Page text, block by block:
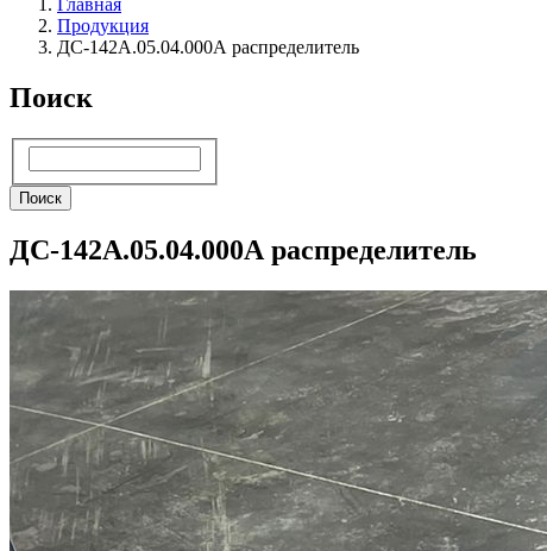
Главная
Продукция
ДС-142А.05.04.000А распределитель
Поиск
Поиск
ДС-142А.05.04.000А распределитель